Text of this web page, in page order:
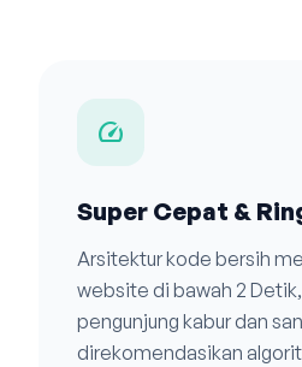
speed
Super Cepat &
Arsitektur kode bersih
website di bawah 2
pengunjung kabur dan
direkomendasikan